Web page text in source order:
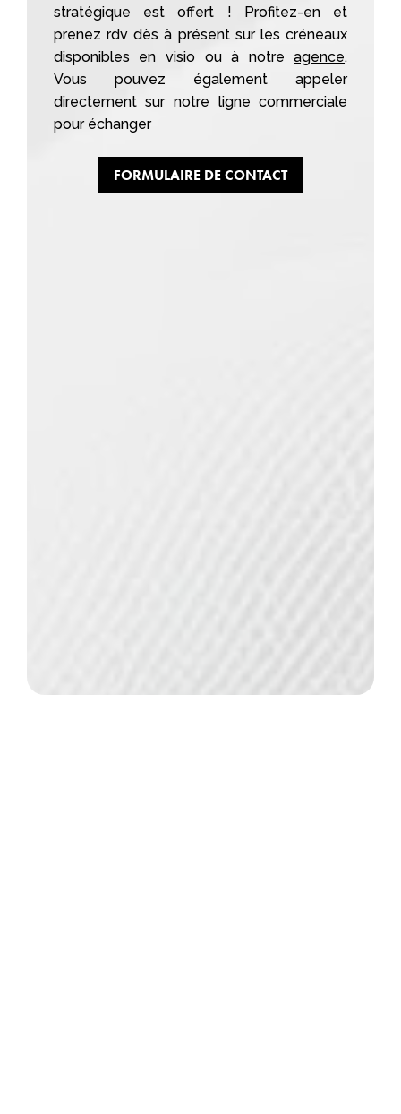
stratégique est offert ! Profitez-en et
prenez rdv dès à présent sur les créneaux
disponibles en visio ou à notreagence.
Vous pouvez également appeler
directement sur notre ligne commerciale
pour échanger
FORMULAIRE DE CONTACT